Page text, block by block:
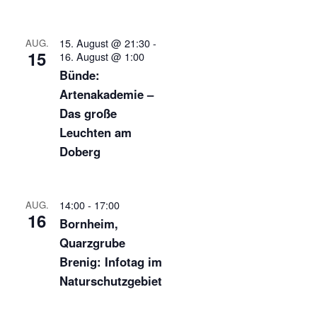
AUG.
15
15. August @ 21:30-
16. August @ 1:00
Bünde:
Artenakademie –
Das große
Leuchten am
Doberg
AUG.
16
14:00- 17:00
Bornheim,
Quarzgrube
Brenig: Infotag im
Naturschutzgebiet